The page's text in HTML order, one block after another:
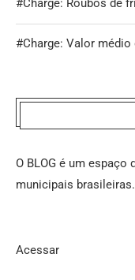
#Charge: Roubos de
#Charge: Valor
O BLOG é um
municipais brasileiras.
Acessar